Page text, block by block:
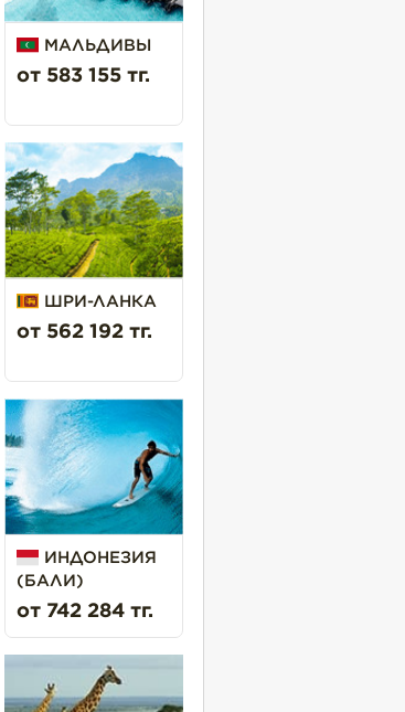
МАЛЬДИВЫ
от 583 155 тг.
ШРИ-ЛАНКА
от 562 192 тг.
ИНДОНЕЗИЯ
(БАЛИ)
от 742 284 тг.